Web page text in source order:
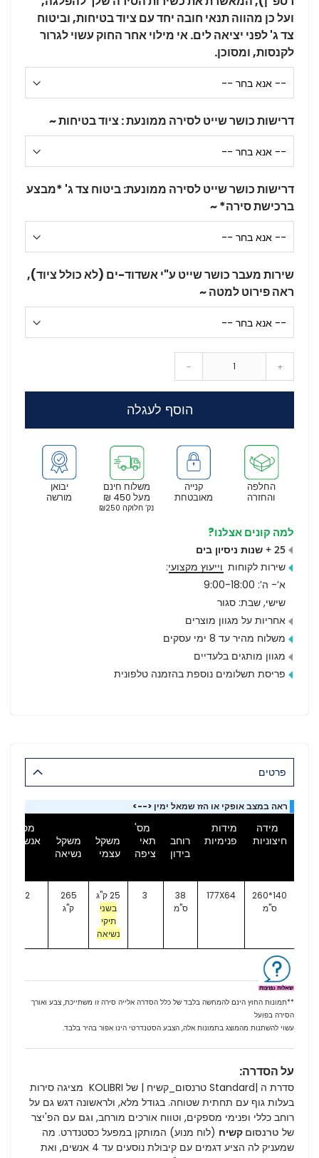
ועל כן מהווה תנאי חובה יחד עם ציוד בטיחות, וביטוח
צד ג' לפני יציאה לים. אי מילוי אחר החוק עשוי לגרור
לקנסות, ומסוכן.
דרישות כושר שייט לסירה ממונעת : ציוד בטיחות ~
דרישות כושר שייט לסירה ממונעת: ביטוח צד ג' *מבצע
ברכישת סירה* ~
שירות מעבר כושר שייט ע"י אשדוד-ים (לא כולל ציוד),
ראה פירוט למטה ~
- +
הוסף לעגלה
יבואן
מורשה
משלוח חינם
מעל 450 ₪
נק’ חלוקה ₪250
קנייה
מאובטחת
החלפה
והחזרה
למה קונים אצלנו?
25 + שנות ניסיון בים
שירות לקוחות וייעוץ מקצועי:
א’- ה’: 9:00-18:00
שישי, שבת: סגור
אחריות על מגוון מוצרים
משלוח מהיר עד 8 ימי עסקים
מגוון מותגים בלעדיים
פריסת תשלומים נוספת בהזמנה טלפונית
פרטים
ראה במצב אופקי או הזז שמאל ימין <-->
מידה
חיצוניות
מידות
פנימיות
רוחב
בידון
מס'
תאי
ציפה
משקל
עצמי
משקל
נשיאה
מס
אנשים
140*260
ס"מ
177X64
38
ס"מ
25 ק"ג
בשני
תיקי
נשיאה
265
ק"ג
2
**תמונות החוץ הינם להמחשה בלבד של כלל הסדרה אלייה סירה זו משתייכת, צבע ואורך
הסירה בפועל
עשוי להשתנות מהמוצג בתמונות אלה, הצבע הסטנדרטי הינו אפור בהיר בלבד.
על הסדרה:
סדרת ה |Standard טרנסום_קשיח | של KOLIBRI מציגה סירות
בעלות גוף עם תחתית שטוחה. בגודל מלא, ולראשונה דגש גם על
רוחב כללי ופנימי מספקים, וטווח אורכים מורחב, וגם עם הפ'יצר
של טרנסום קשיח (לוח מנוע) המותקן במפעל כסטנדרט. מה
שמעניק לה הציע דגמים עם קיבולת נוסעים עד 4 אנשים, ואת